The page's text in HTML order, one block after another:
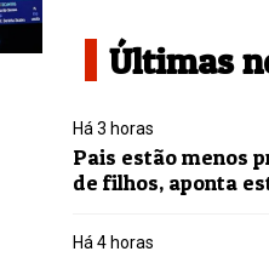
Últimas
Há 3 horas
Pais estão menos
de filhos, aponta
Há 4 horas